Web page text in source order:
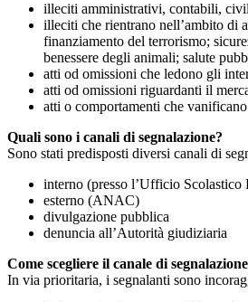
illeciti amministrativi, contabili,
illeciti che rientrano nell’ambito di
finanziamento del terrorismo;
benessere degli animali; salute
atti od omissioni che ledono gli
atti od omissioni riguardanti il
atti o comportamenti che
Quali sono i canali di segnalazione?
Sono stati predisposti diversi canali di
interno (presso l’Ufficio
esterno (ANAC)
divulgazione pubblica
denuncia all’Autorità giudiziaria
Come scegliere il canale di
In via prioritaria, i segnalanti sono